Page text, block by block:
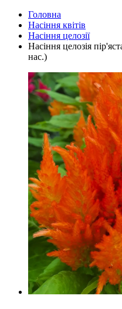
Головна
Насіння квітів
Насіння целозії
Насіння целозія
нас.)